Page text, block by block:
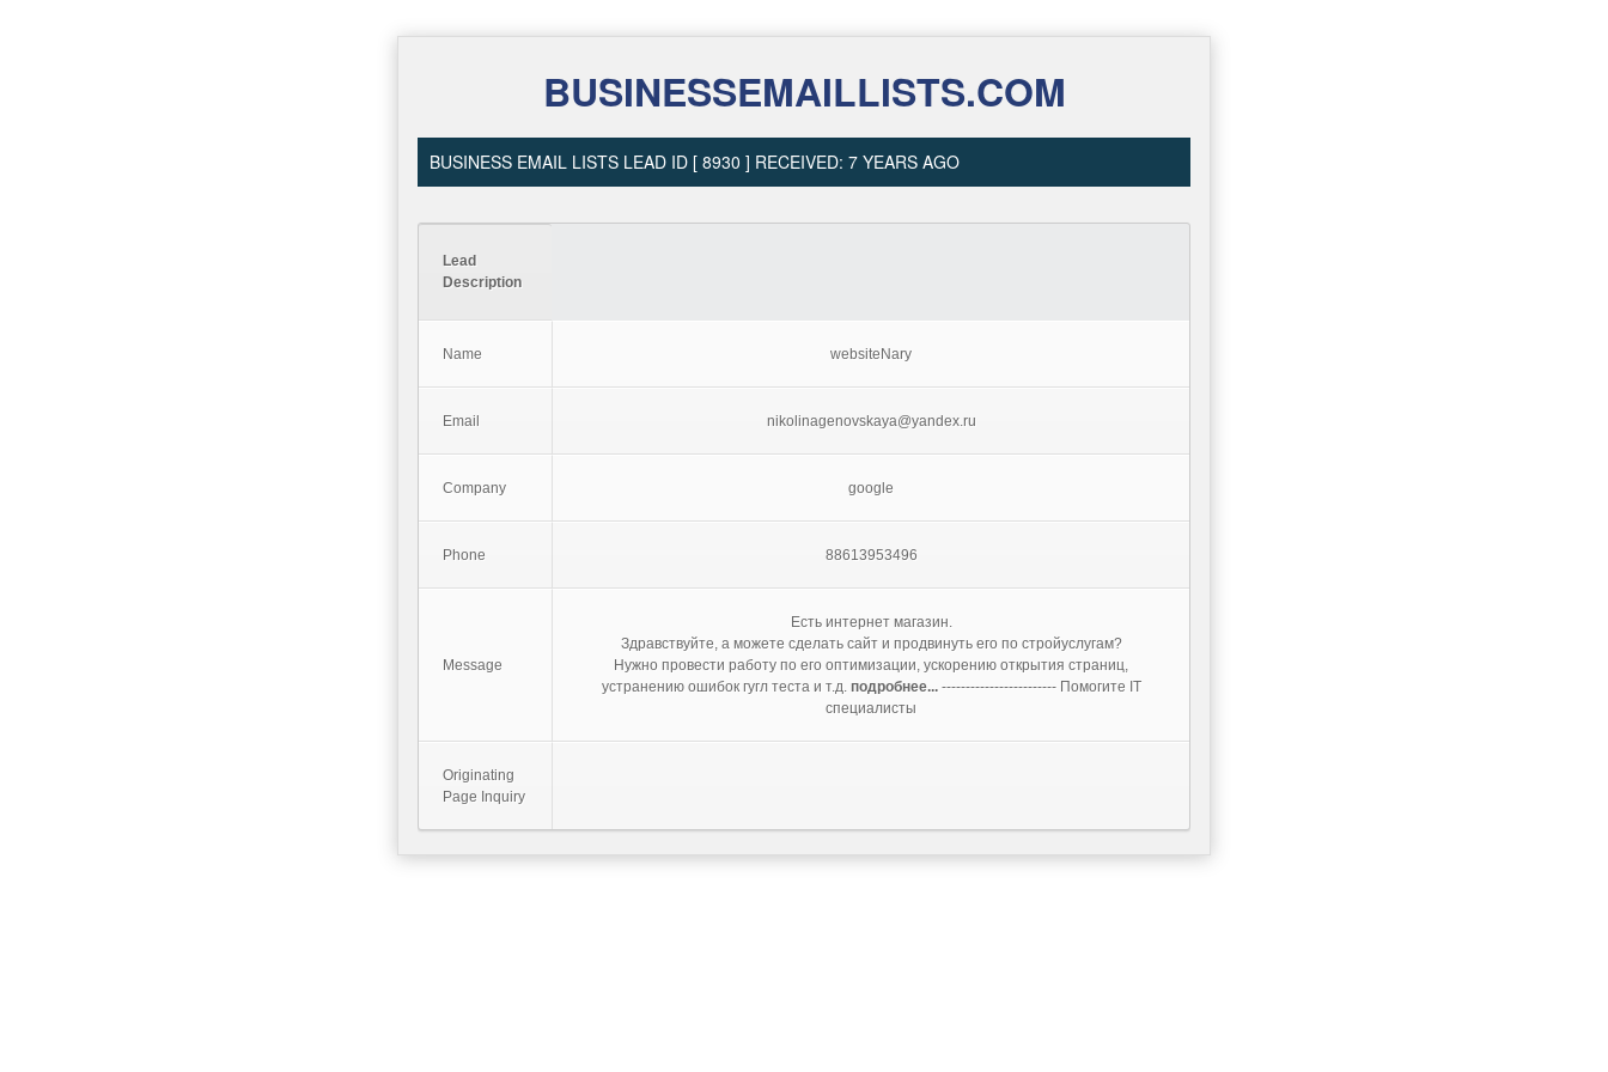
BUSINESSEMAILLISTS.COM
BUSINESS EMAIL LISTS LEAD ID [ 8930 ] RECEIVED: 7 YEARS AGO
Lead
Description
Name websiteNary
Email nikolinagenovskaya@yandex.ru
Company google
Phone 88613953496
Message
Есть интернет магазин.
Здравствуйте, а можете сделать сайт и продвинуть его по стройуслугам?
Нужно провести работу по его оптимизации, ускорению открытия страниц,
устранению ошибок гугл теста и т.д. подробнее...------------------------ Помогите IT
специалисты
Originating
Page Inquiry